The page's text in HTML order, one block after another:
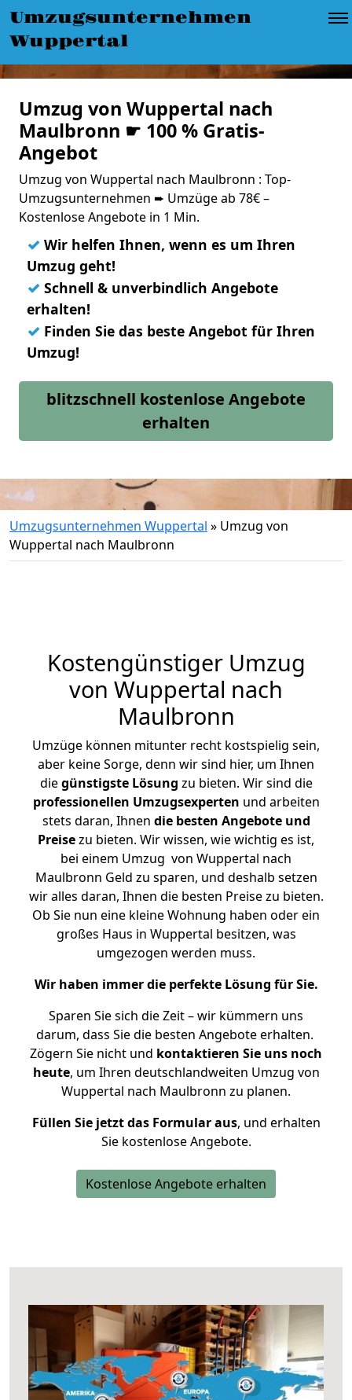
Umzugsunternehmen
Wuppertal
Umzug von Wuppertal nach
Maulbronn ☛ 100 % Gratis-
Angebot
Umzug von Wuppertal nach Maulbronn : Top-
Umzugsunternehmen ➨ Umzüge ab 78€ –
Kostenlose Angebote in 1 Min.
✓ Wir helfen Ihnen, wenn es um Ihren
Umzug geht!
✓ Schnell & unverbindlich Angebote
erhalten!
✓ Finden Sie das beste Angebot für Ihren
Umzug!
blitzschnell kostenlose Angebote
erhalten
Umzugsunternehmen Wuppertal » Umzug von
Wuppertal nach Maulbronn
Kostengünstiger Umzug
von Wuppertal nach
Maulbronn
Umzüge können mitunter recht kostspielig sein,
aber keine Sorge, denn wir sind hier, um Ihnen
diegünstigste Lösung zu bieten. Wir sind die
professionellen Umzugsexperten und arbeiten
stets daran, Ihnen die besten Angebote und
Preisezu bieten. Wir wissen, wie wichtig es ist,
bei einem Umzug von Wuppertal nach
Maulbronn Geld zu sparen, und deshalb setzen
wir alles daran, Ihnen die besten Preise zu bieten.
Ob Sie nun eine kleine Wohnung haben oder ein
großes Haus in Wuppertal besitzen, was
umgezogen werden muss.
Wir haben immer die perfekte Lösung für Sie.
Sparen Sie sich die Zeit – wir kümmern uns
darum, dass Sie die besten Angebote erhalten.
Zögern Sie nicht und kontaktieren Sie uns noch
heute, um Ihren deutschlandweiten Umzug von
Wuppertal nach Maulbronn zu planen.
Füllen Sie jetzt das Formular aus, und erhalten
Sie kostenlose Angebote.
Kostenlose Angebote erhalten